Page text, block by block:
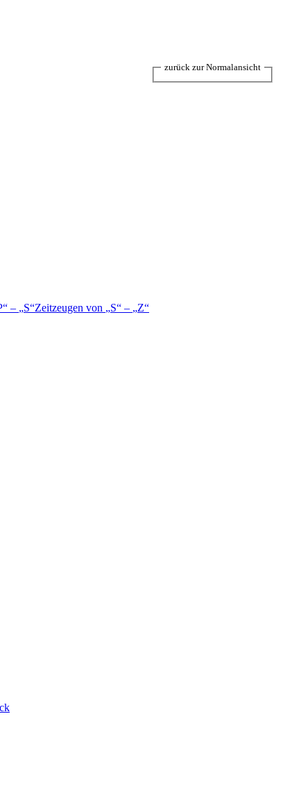
– S Zeitzeugen von S –
Z
zurück zur Normalansicht